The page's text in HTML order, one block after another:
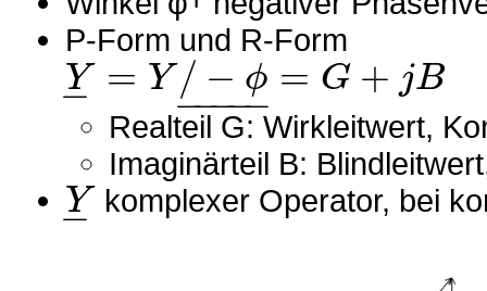
P-Form und R-Form
Y
− = Y/ − ϕ
− −
−−− = G +jB
Realteil G: Wirkleitwert,
Imaginärteil B:
Y
− komplexer Operator, bei